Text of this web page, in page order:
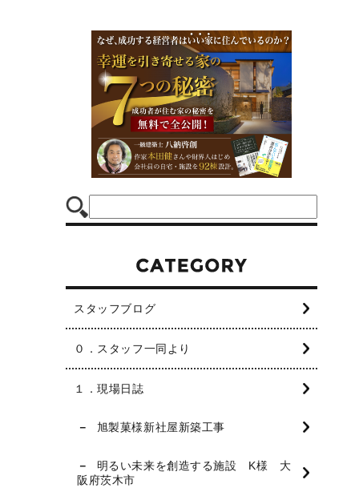
スタッフブログ
０．スタッフ一同より
１．現場日誌
旭製菓様新社屋新築工事
明るい未来を創造する施設 K様 大
阪府茨木市